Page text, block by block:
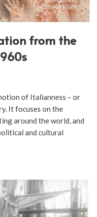
from the
of Italianness – or
It focuses on the
around the world, and
and cultural